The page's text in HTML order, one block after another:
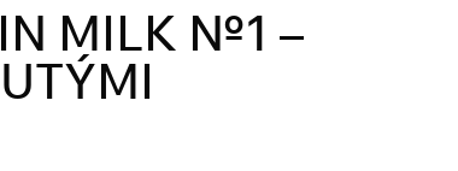
IN MILK №1 –